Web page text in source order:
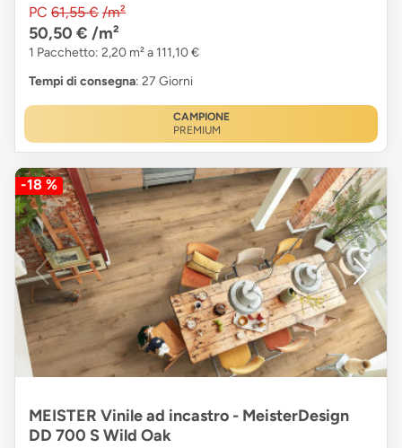
PC 61,55 € /m²
50,50 € /m²
1 Pacchetto: 2,20 m² a 111,10 €
Tempi di consegna: 27 Giorni
CAMPIONE
PREMIUM
-18 %
MEISTER Vinile ad incastro - MeisterDesign
DD 700 S Wild Oak